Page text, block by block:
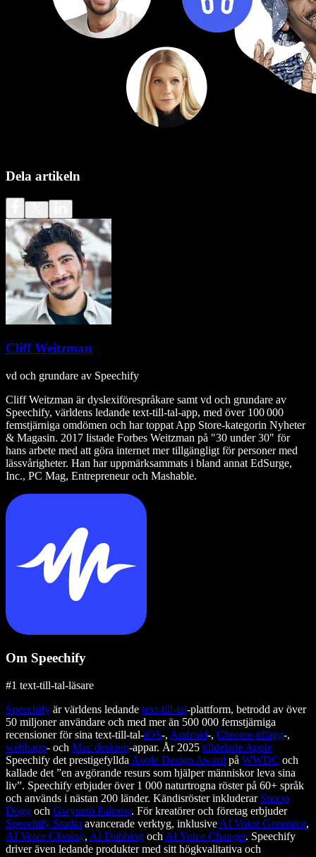
Dela artikeln
Cliff Weitzman
vd och grundare av Speechify
Cliff Weitzman är dyslexiförespråkare samt vd och grundare av
Speechify, världens ledande text‑till‑tal‑app, med över 100 000
femstjärniga omdömen och har toppat App Store-kategorin Nyheter
& Magasin. 2017 listade Forbes Weitzman på "30 under 30" för
hans arbete med att göra internet mer tillgängligt för personer med
lässvårigheter. Han har uppmärksammats i bland annat EdSurge,
Inc., PC Mag, Entrepreneur och Mashable.
Om Speechify
#1 text-till-tal-läsare
Speechify är världens ledande text-till-tal-plattform, betrodd av över
50 miljoner användare och med mer än 500 000 femstjärniga
recensioner för sina text-till-tal-iOS-, Android-, Chrome-tillägg-,
webbapp- och Mac desktop-appar. År 2025 tilldelade Apple
Speechify det prestigefyllda Apple Design Award på WWDC och
kallade det ”en avgörande resurs som hjälper människor leva sina
liv”. Speechify erbjuder över 1 000 naturtrogna röster på 60+ språk
och används i nästan 200 länder. Kändisröster inkluderar Snoop
Dogg och Gwyneth Paltrow. För kreatörer och företag erbjuder
Speechify Studio avancerade verktyg, inklusive AI Voice Generator,
AI Voice Cloning, AI Dubbing och AI Voice Changer. Speechify
driver även ledande produkter med sitt högkvalitativa och